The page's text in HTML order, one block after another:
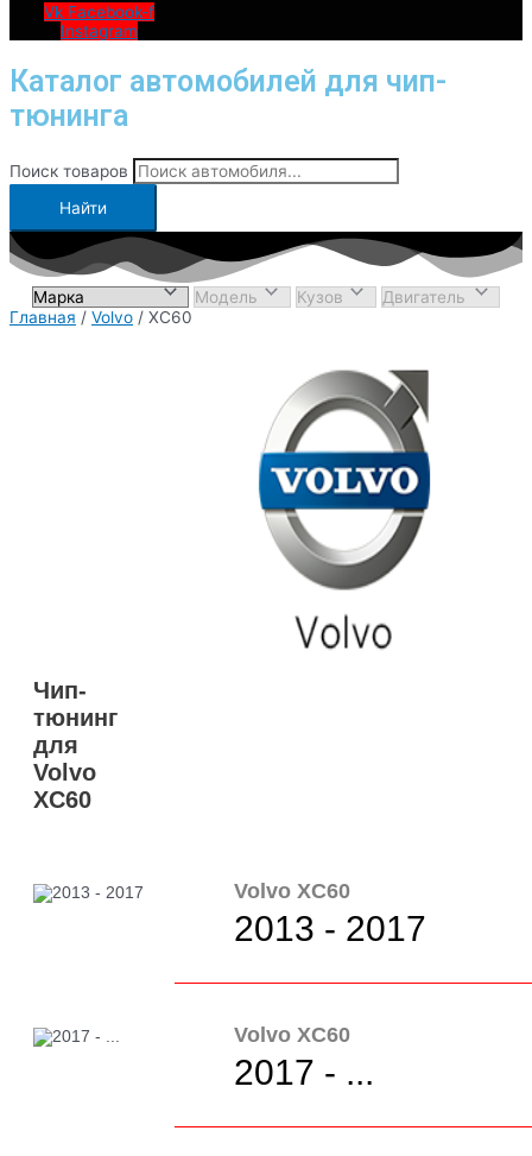
Vk Facebook-f
Instagram
Каталог автомобилей для чип-
тюнинга
Поиск товаров
Найти
Главная / Volvo / XC60
Чип-
тюнинг
для
Volvo
XC60
Volvo XC60
2013 - 2017
Volvo XC60
2017 - ...